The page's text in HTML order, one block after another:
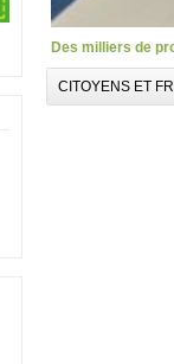
Des milliers de
CITOYENS ET